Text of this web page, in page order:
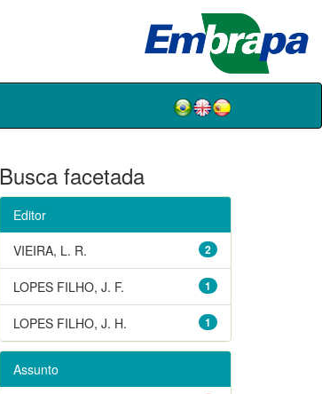
Busca facetada
Editor
2
VIEIRA, L. R.
1
LOPES FILHO, J. F.
1
LOPES FILHO, J. H.
Assunto